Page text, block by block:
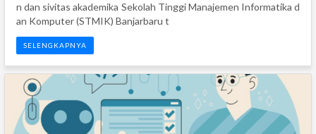
n dan sivitas akademika Sekolah Tinggi Manajemen Informatika d
an Komputer (STMIK) Banjarbaru t
SELENGKAPNYA